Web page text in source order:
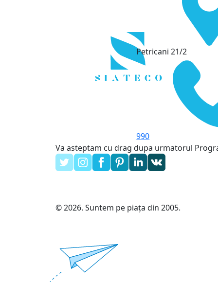
Petricani 21/2
990
Va asteptam cu drag dupa urmatorul
© 2026. Suntem pe piața din 2005.